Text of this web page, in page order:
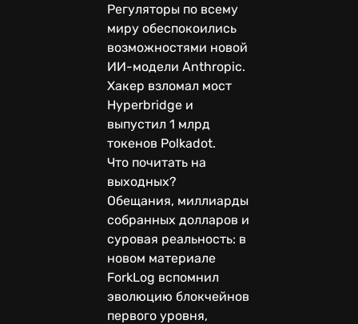
Регуляторы по всему
миру обеспокоились
возможностями новой
ИИ-модели Anthropic.
Хакер взломал мост
Hyperbridge и
выпустил 1 млрд
токенов Polkadot.
Что почитать на
выходных?
Обещания, миллиарды
собранных долларов и
суровая реальность: в
новом материале
ForkLog вспомнил
эволюцию блокчейнов
первого уровня,